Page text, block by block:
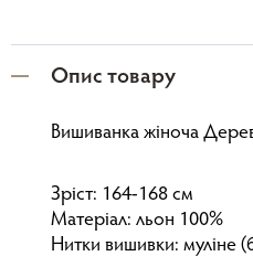
Опис товару
Вишиванка жіноча
Зріст: 164-168 см
Матеріал: льон 100%
Нитки вишивки: муліне